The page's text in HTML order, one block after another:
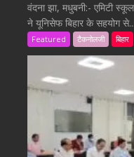
वंदना झा, मधुबनी:- एमिटी
ने यूनिसेफ बिहार के सहयोग से...
Featured टैकनोलजी बिहार